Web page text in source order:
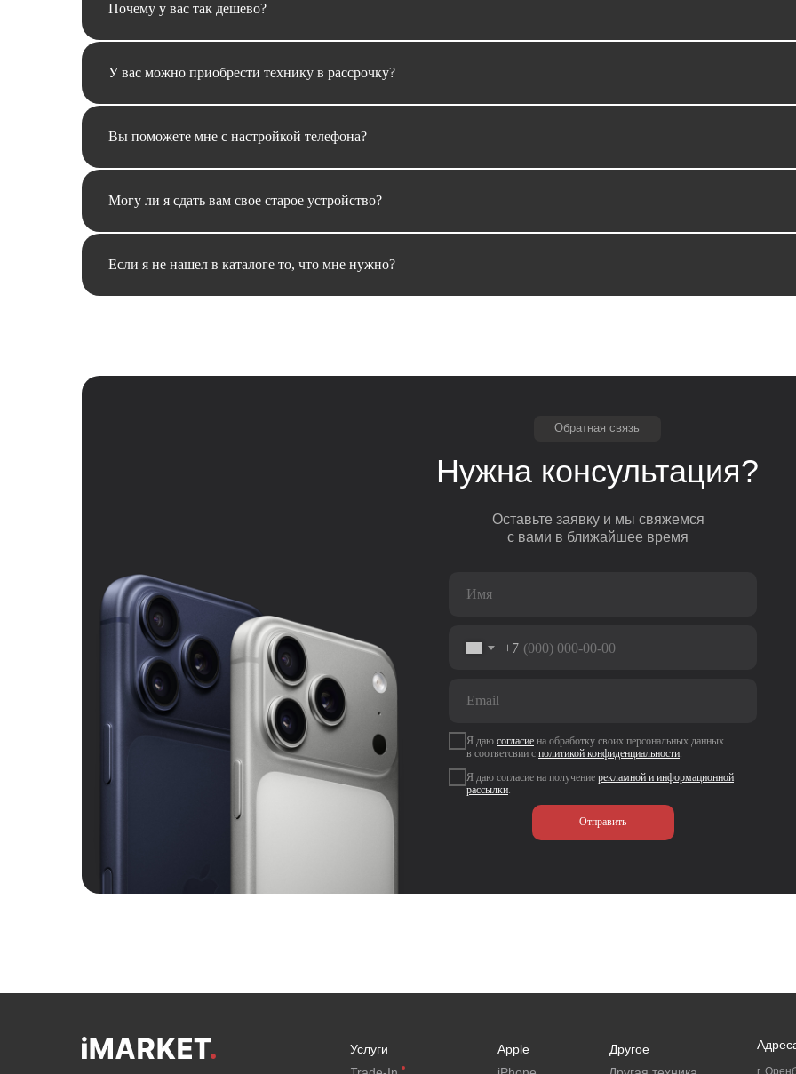
Почему у вас так дешево?
У вас можно приобрести технику в рассрочку?
Вы поможете мне с настройкой телефона?
Могу ли я сдать вам свое старое устройство?
Если я не нашел в каталоге то, что мне нужно?
+7
Я даю согласие на обработку своих персональных данных
в соответсвии с политикой конфиденциальности
Я даю согласие на получение рекламной и информационной
рассылки
Отправить
Нужна консультация?
Обратная связь
Оставьте заявку и мы свяжемся
с вами в ближайшее время
Услуги Apple Другое
г.